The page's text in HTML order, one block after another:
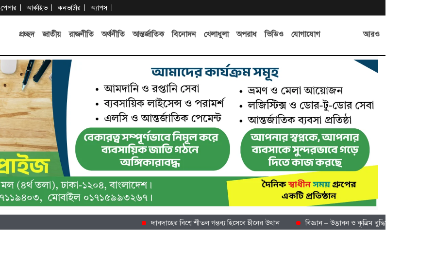
আর্কাইভ কনভার্টার অ্যাপস
প্রচ্ছদ জাতীয় রাজনীতি অর্থনীতি আন্তর্জাতিক বিনোদন খেলাধুলা অপরাধ ভিডিও যোগাযোগ আরও
দাবদাহের বিশ্বে শীতল গন্তব্য হিসেবে চীনের উত্থান বিজ্ঞান – উদ্ভাবন ও কৃত্রিম বুদ্ধিমত্তায় ভবিষ্যতের চীন